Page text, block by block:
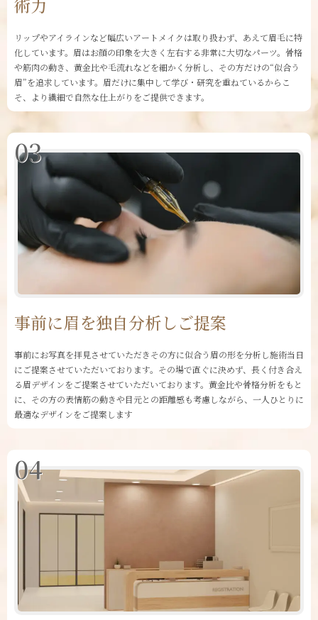
術力
リップやアイラインなど幅広いアートメイクは取り扱わず、あえて眉毛に特
化しています。眉はお顔の印象を大きく左右する非常に大切なパーツ。骨格
や筋肉の動き、黄金比や毛流れなどを細かく分析し、その方だけの“似合う
眉”を追求しています。眉だけに集中して学び・研究を重ねているからこ
そ、より繊細で自然な仕上がりをご提供できます。
03
事前に眉を独自分析しご提案
事前にお写真を拝見させていただきその方に似合う眉の形を分析し施術当日
にご提案させていただいております。その場で直ぐに決めず、長く付き合え
る眉デザインをご提案させていただいております。黄金比や骨格分析をもと
に、その方の表情筋の動きや目元との距離感も考慮しながら、一人ひとりに
最適なデザインをご提案します
04